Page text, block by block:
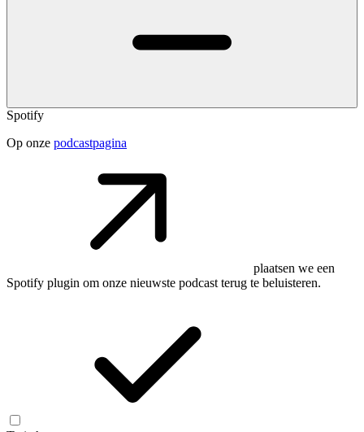
Spotify
Op onze podcastpagina
plaatsen we een
Spotify plugin om onze nieuwste podcast terug te beluisteren.